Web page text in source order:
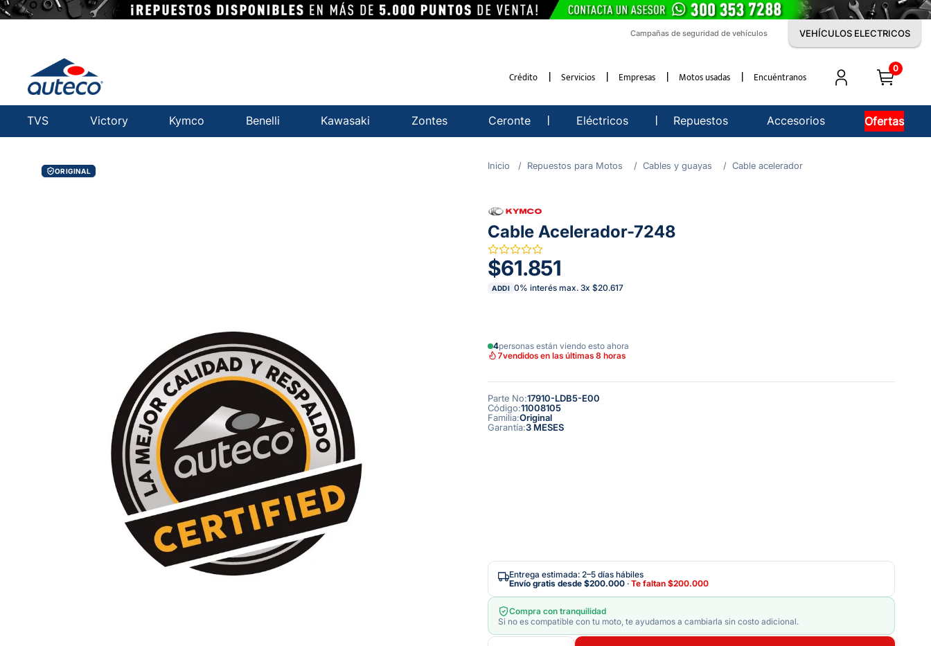
Campañas de seguridad de vehículos VEHÍCULOS ELECTRICOS
Crédito Servicios Empresas Motos usadas Encuéntranos
0
TVS Victory Kymco Benelli Kawasaki Zontes Ceronte Eléctricos Repuestos Accesorios Ofertas
ORIGINAL Repuestos para Motos Cables y guayas Cable acelerador
Cable Acelerador-7248
$61.851
ADDI 0% interés max. 3x $20.617
4personas están viendo esto ahora
7vendidos en las últimas 8 horas
Parte No:17910-LDB5-E00
Código:11008105
Familia:Original
Garantía:3 MESES
Entrega estimada: 2–5 días hábiles
Envío gratis desde $200.000 · Te faltan $200.000
Compra con tranquilidad
Si no es compatible con tu moto, te ayudamos a cambiarla sin costo adicional.